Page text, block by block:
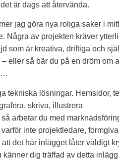
är dags att återvända.
jag göra nya roliga saker i
Några av projekten kräver
som är kreativa, driftiga och
– eller så bär du på en dröm om
tekniska lösningar. Hemsidor,
skriva, illustrera
så arbetar du med
varför inte projektledare,
att det här inlägget låter väldigt
känner dig träffad av detta